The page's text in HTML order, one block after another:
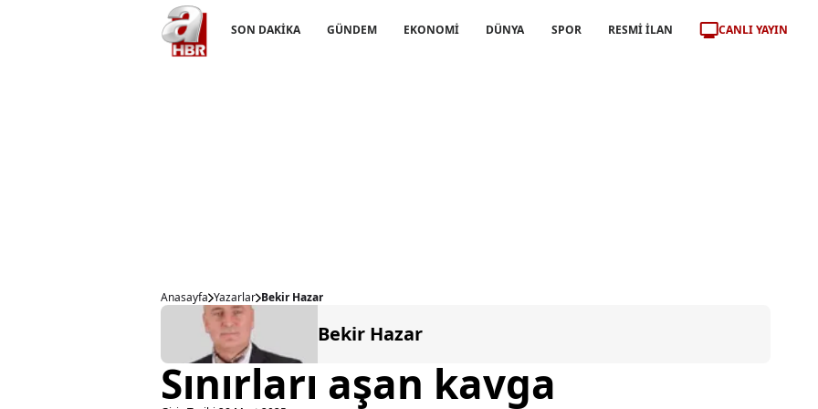
SON DAKİKA GÜNDEM EKONOMİ DÜNYA SPOR RESMİ İLAN CANLI YAYIN
Anasayfa Yazarlar Bekir Hazar
Bekir Hazar
Sınırları aşan kavga